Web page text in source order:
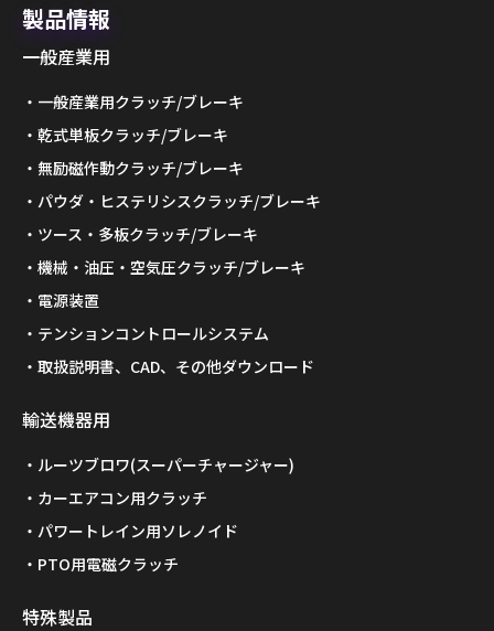
製品情報
一般産業用
一般産業用クラッチ/ブレーキ
乾式単板クラッチ/ブレーキ
無励磁作動クラッチ/ブレーキ
パウダ・ヒステリシスクラッチ/ブレーキ
ツース・多板クラッチ/ブレーキ
機械・油圧・空気圧クラッチ/ブレーキ
電源装置
テンションコントロールシステム
取扱説明書、CAD、その他ダウンロード
輸送機器用
ルーツブロワ(スーパーチャージャー)
カーエアコン用クラッチ
パワートレイン用ソレノイド
PTO用電磁クラッチ
特殊製品